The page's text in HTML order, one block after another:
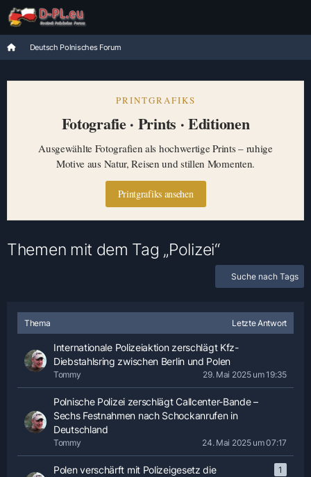
Deutsch Polnisches Forum
PRINTGRAFIKS
Fotografie · Prints · Editionen
Ausgewählte Fotografien als hochwertige Prints – ruhige
Motive aus Natur, Reisen und stillen Momenten.
Printgrafiks ansehen
Themen mit dem Tag „Polizei“
Suche nach Tags
Thema Letzte Antwort
Internationale Polizeiaktion zerschlägt Kfz-
Diebstahlsring zwischen Berlin und Polen
Tommy 29. Mai 2025 um 19:35
Polnische Polizei zerschlägt Callcenter-Bande –
Sechs Festnahmen nach Schockanrufen in
Deutschland
Tommy 24. Mai 2025 um 07:17
Polen verschärft mit Polizeigesetz die
1